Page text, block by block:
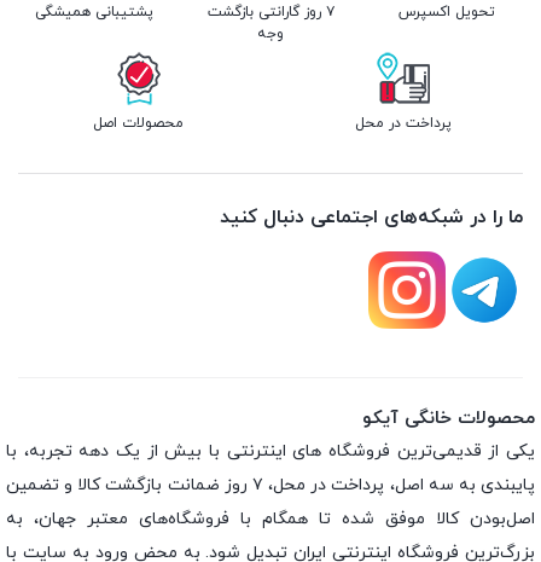
تحویل اکسپرس
۷ روز گارانتی بازگشت
وجه
پشتیبانی همیشگی
پرداخت در محل محصولات اصل
ما را در شبکه‌های اجتماعی دنبال کنید
محصولات خانگی آیکو
یکی از قدیمی‌ترین فروشگاه های اینترنتی با بیش از یک دهه تجربه، با
پایبندی به سه اصل، پرداخت در محل، ۷ روز ضمانت بازگشت کالا و تضمین
اصل‌بودن کالا موفق شده تا همگام با فروشگاه‌های معتبر جهان، به
بزرگ‌ترین فروشگاه اینترنتی ایران تبدیل شود. به محض ورود به سایت با